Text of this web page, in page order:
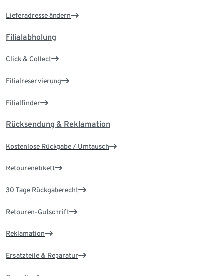
Lieferadresse ändern
Filialabholung
Click & Collect
Filialreservierung
Filialfinder
Rücksendung & Reklamation
Kostenlose Rückgabe / Umtausch
Retourenetikett
30 Tage Rückgaberecht
Retouren-Gutschrift
Reklamation
Ersatzteile & Reparatur